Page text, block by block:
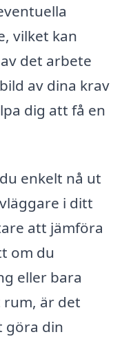
vilket kan
det arbete
av dina krav
dig att få en
enkelt nå ut
i ditt
att jämföra
om du
eller bara
är det
göra din